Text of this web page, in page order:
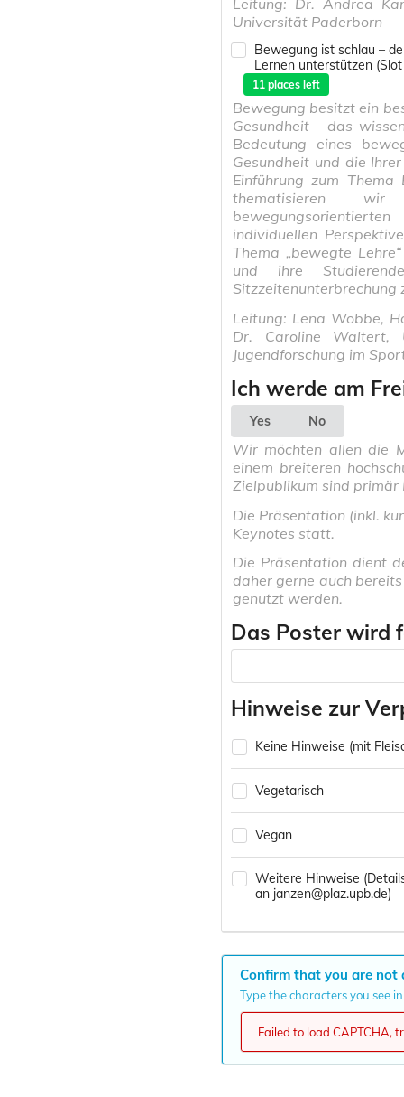
Universität Paderborn
Bewegung ist schlau –
Lernen unterstützen
11places left
Bewegung besitzt ein
Gesundheit – das
Bedeutung eines
Gesundheit und die
Einführung zum
thematisieren
individuellen
Thema „bewegte
und ihre
Sitzzeitenunterbrechung
Leitung: Lena Wobbe,
Dr. Caroline Waltert,
Jugendforschung im
Ich werde am
Yes No
Wir möchten allen die
einem breiteren
Zielpublikum sind primär
Die Präsentation (inkl.
Keynotes statt.
Die Präsentation dient
daher gerne auch
genutzt werden.
Das Poster wird
Hinweise zur
Keine Hinweise (mit
Vegetarisch
Vegan
Weitere Hinweise
an janzen@plaz.upb.de)
Confirm that you are not
Type the characters you see
Failed to load CAPTCHA,